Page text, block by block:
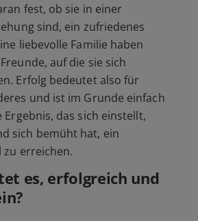
fest, ob sie in einer
sind, ein zufriedenes
liebevolle Familie haben
auf die sie sich
Erfolg bedeutet also für
und ist im Grunde einfach
das sich einstellt,
sich bemüht hat, ein
zu erreichen.
es, erfolgreich und